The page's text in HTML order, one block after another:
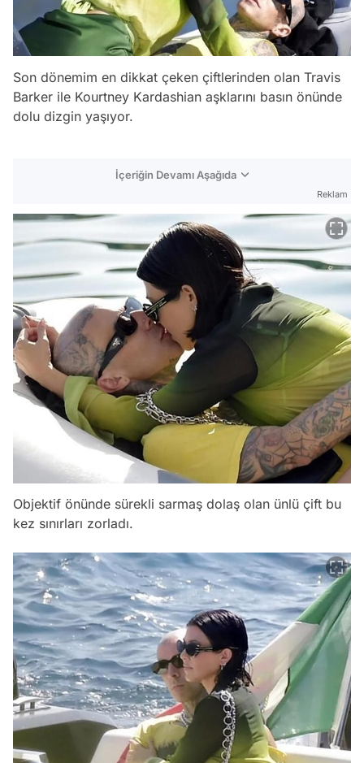
Son dönemim en dikkat çeken çiftlerinden olan Travis
Barker ile Kourtney Kardashian aşklarını basın önünde
dolu dizgin yaşıyor.
İçeriğin Devamı Aşağıda
Reklam
Objektif önünde sürekli sarmaş dolaş olan ünlü çift bu
kez sınırları zorladı.